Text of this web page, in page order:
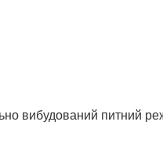
вибудований питний